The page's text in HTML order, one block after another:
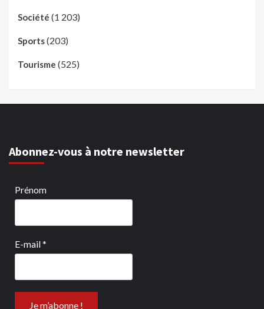
Société (1 203)
Sports(203)
Tourisme (525)
Abonnez-vous à notre newsletter
Prénom
E-mail*